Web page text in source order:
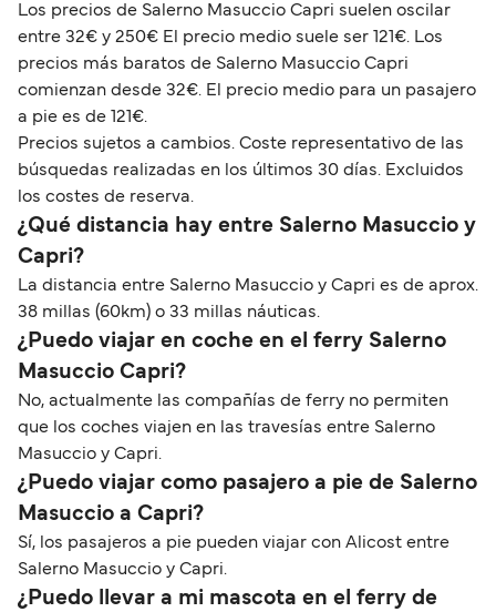
Los precios de Salerno Masuccio Capri suelen oscilar
entre 32€ y 250€ El precio medio suele ser 121€. Los
precios más baratos de Salerno Masuccio Capri
comienzan desde 32€. El precio medio para un pasajero
a pie es de 121€.
Precios sujetos a cambios. Coste representativo de las
búsquedas realizadas en los últimos 30 días. Excluidos
los costes de reserva.
¿Qué distancia hay entre Salerno Masuccio y
Capri?
La distancia entre Salerno Masuccio y Capri es de aprox.
38 millas (60km) o 33 millas náuticas.
¿Puedo viajar en coche en el ferry Salerno
Masuccio Capri?
No, actualmente las compañías de ferry no permiten
que los coches viajen en las travesías entre Salerno
Masuccio y Capri.
¿Puedo viajar como pasajero a pie de Salerno
Masuccio a Capri?
Sí, los pasajeros a pie pueden viajar con Alicost entre
Salerno Masuccio y Capri.
¿Puedo llevar a mi mascota en el ferry de